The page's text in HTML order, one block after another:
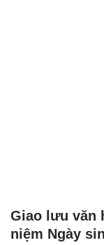
Giao lưu văn
niệm Ngày